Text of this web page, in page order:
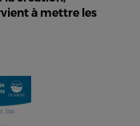
à mettre les